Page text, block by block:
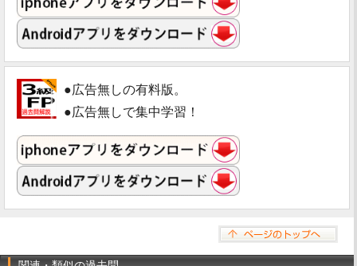
●広告無しの有料版。
●広告無しで集中学習！